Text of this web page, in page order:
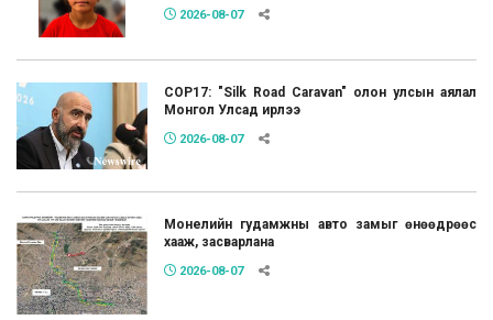
2026-08-07
COP17: "Silk Road Caravan" олон улсын аялал
Монгол Улсад ирлээ
2026-08-07
Монелийн гудамжны авто замыг өнөөдрөөс
хааж, засварлана
2026-08-07